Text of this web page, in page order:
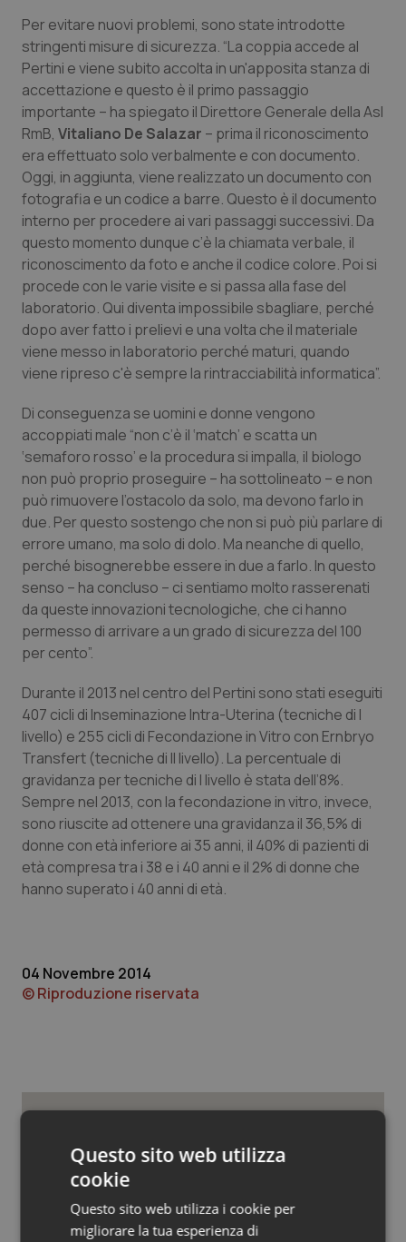
Calabria
Campania
Emilia-Romagna
Friuli Venezia Giulia
Lazio
Liguria
Lombardia
Marche
Molise
Piemonte
Provincia Autonoma di Bolzano
Provincia Autonoma di Trento
Puglia
Sardegna
Sicilia
Toscana
Umbria
Valle D’Aosta
Veneto
Asma & BPCO
Car-T
Colesterolo & coronaropatie
Dermatite Atopica
Diabete & glucometri
Disturbi dell’umore
Dolore
Donna & Salute
Epatiti
HIV
Infezioni & Febbre
Ipertensione & Scompenso
Malattie rare
Malattia di Crohn & Rettocolite Ulcerosa
Neuroscienze & patologie neurodegenerative
Obesità
Oftalmologia
Oncodermatologia
Oncoematologia
Psoriasi & pelle
Quotidiano Pediatria
Rene & patologie urogenitali
Per evitare nuovi problemi, sono state introdotte
stringenti misure di sicurezza. “La coppia accede al
Pertini e viene subito accolta in un'apposita stanza di
accettazione e questo è il primo passaggio
importante – ha spiegato il Direttore Generale della Asl
RmB, Vitaliano De Salazar – prima il riconoscimento
era effettuato solo verbalmente e con documento.
Oggi, in aggiunta, viene realizzato un documento con
fotografia e un codice a barre. Questo è il documento
interno per procedere ai vari passaggi successivi. Da
questo momento dunque c’è la chiamata verbale, il
riconoscimento da foto e anche il codice colore. Poi si
procede con le varie visite e si passa alla fase del
laboratorio. Qui diventa impossibile sbagliare, perché
dopo aver fatto i prelievi e una volta che il materiale
viene messo in laboratorio perché maturi, quando
viene ripreso c'è sempre la rintracciabilità informatica”.
Di conseguenza se uomini e donne vengono
accoppiati male “non c’è il ‘match’ e scatta un
‘semaforo rosso’ e la procedura si impalla, il biologo
non può proprio proseguire – ha sottolineato – e non
può rimuovere l’ostacolo da solo, ma devono farlo in
due. Per questo sostengo che non si può più parlare di
errore umano, ma solo di dolo. Ma neanche di quello,
perché bisognerebbe essere in due a farlo. In questo
senso – ha concluso – ci sentiamo molto rasserenati
da queste innovazioni tecnologiche, che ci hanno
permesso di arrivare a un grado di sicurezza del 100
per cento”.
Durante il 2013 nel centro del Pertini sono stati eseguiti
407 cicli di Inseminazione Intra-Uterina (tecniche di I
livello) e 255 cicli di Fecondazione in Vitro con Ernbryo
Transfert (tecniche di Il livello). La percentuale di
gravidanza per tecniche di I livello è stata dell’8%.
Sempre nel 2013, con la fecondazione in vitro, invece,
sono riuscite ad ottenere una gravidanza il 36,5% di
donne con età inferiore ai 35 anni, il 40% di pazienti di
età compresa tra i 38 e i 40 anni e il 2% di donne che
hanno superato i 40 anni di età.
04 Novembre 2014
© Riproduzione riservata
Potrebbe interessarti in
Regioni e Asl
Regione Lombardia scrive al ministro
Questo sito web utilizza
cookie
Questo sito web utilizza i cookie per
migliorare la tua esperienza di